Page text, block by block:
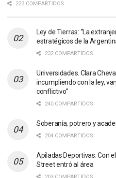
223 COMPARTIDOS
Ley de Tierras: “La
estratégicos de la
232 COMPARTIDOS
Universidades. Clara
incumpliendo con la ley,
conflictivo”
240 COMPARTIDOS
Soberanía, potrero y
204 COMPARTIDOS
Apiladas Deportivas: Con
Street entró al área